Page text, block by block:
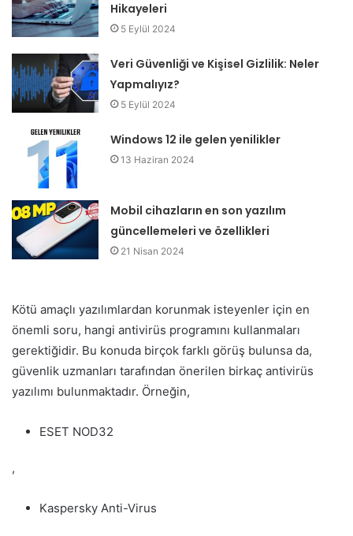
Hikayeleri
5 Eylül 2024
Veri Güvenliği ve Kişisel Gizlilik: Neler
Yapmalıyız?
5 Eylül 2024
Windows 12 ile gelen yenilikler
13 Haziran 2024
Mobil cihazların en son yazılım
güncellemeleri ve özellikleri
21 Nisan 2024
Kötü amaçlı yazılımlardan korunmak isteyenler için en
önemli soru, hangi antivirüs programını kullanmaları
gerektiğidir. Bu konuda birçok farklı görüş bulunsa da,
güvenlik uzmanları tarafından önerilen birkaç antivirüs
yazılımı bulunmaktadır. Örneğin,
ESET NOD32
,
Kaspersky Anti-Virus